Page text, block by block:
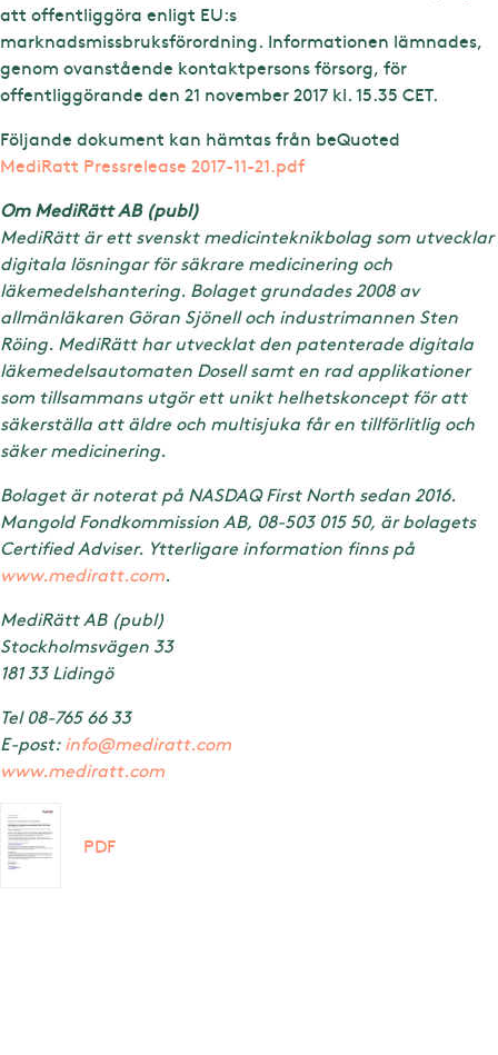
att offentliggöra enligt EU:s
marknadsmissbruksförordning. Informationen lämnades,
genom ovanstående kontaktpersons försorg, för
offentliggörande den 21 november 2017 kl. 15.35 CET.
Följande dokument kan hämtas från beQuoted
MediRatt Pressrelease 2017-11-21.pdf
Om MediRätt AB (publ)
MediRätt är ett svenskt medicinteknikbolag som utvecklar
digitala lösningar för säkrare medicinering och
läkemedelshantering. Bolaget grundades 2008 av
allmänläkaren Göran Sjönell och industrimannen Sten
Röing. MediRätt har utvecklat den patenterade digitala
läkemedelsautomaten Dosell samt en rad applikationer
som tillsammans utgör ett unikt helhetskoncept för att
säkerställa att äldre och multisjuka får en tillförlitlig och
säker medicinering.
Bolaget är noterat på NASDAQ First North sedan 2016.
Mangold Fondkommission AB, 08-503 015 50, är bolagets
Certified Adviser. Ytterligare information finns på
www.mediratt.com.
MediRätt AB (publ)
Stockholmsvägen 33
181 33 Lidingö
Tel 08-765 66 33
E-post:info@mediratt.com
www.mediratt.com
PDF